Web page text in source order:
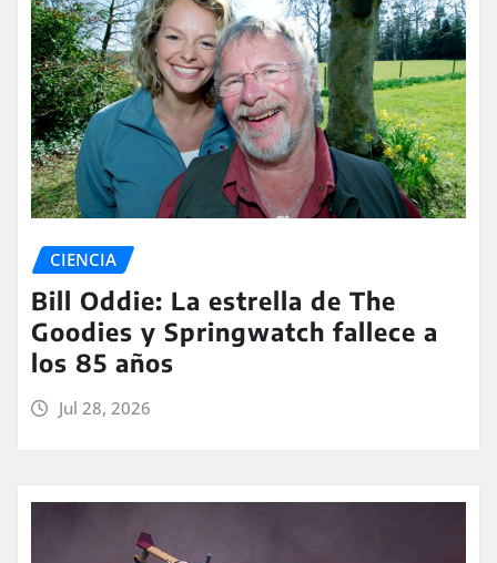
CIENCIA
Bill Oddie: La estrella de The
Goodies y Springwatch fallece a
los 85 años
Jul 28, 2026